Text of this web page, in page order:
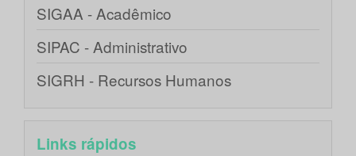
SIGAA - Acadêmico
SIPAC - Administrativo
SIGRH - Recursos Humanos
Links rápidos